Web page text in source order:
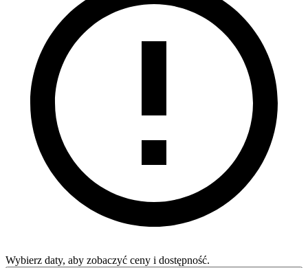
Wybierz daty, aby zobaczyć ceny i dostępność.